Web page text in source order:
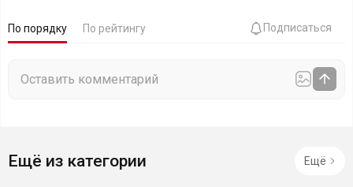
По порядку По рейтингу Подписаться
Ещё из категории Ещё